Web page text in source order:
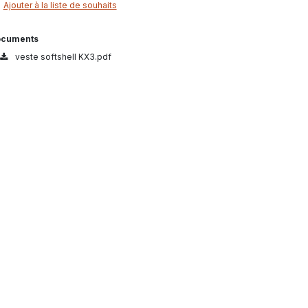
Ajouter à la liste de souhaits
veste softshell KX3.pdf